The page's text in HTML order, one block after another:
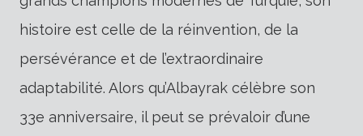
histoire est celle de la réinvention, de la
persévérance et de l’extraordinaire
adaptabilité. Alors qu’Albayrak célèbre son
33e anniversaire, il peut se prévaloir d’une